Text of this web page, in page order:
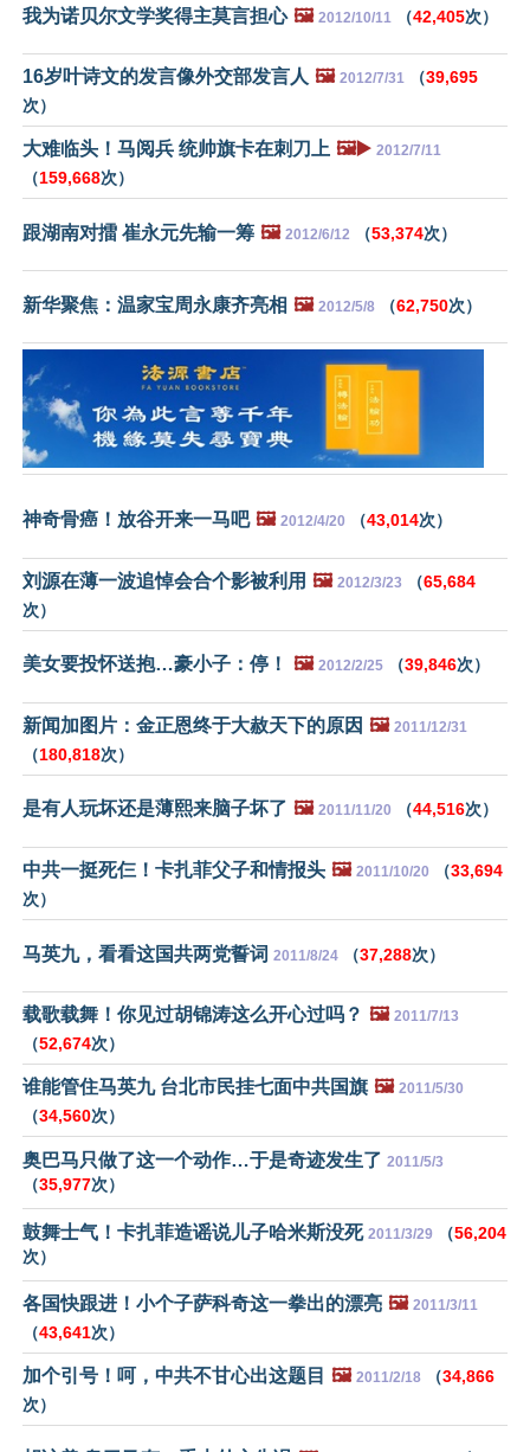
我为诺贝尔文学奖得主莫言担心 🖼️ 2012/10/11 （42,405次）
16岁叶诗文的发言像外交部发言人 🖼️ 2012/7/31 （39,695
次）
大难临头！马阅兵 统帅旗卡在刺刀上 🖼️▶️ 2012/7/11
（159,668次）
跟湖南对擂 崔永元先输一筹 🖼️ 2012/6/12 （53,374次）
新华聚焦：温家宝周永康齐亮相 🖼️ 2012/5/8 （62,750次）
神奇骨癌！放谷开来一马吧 🖼️ 2012/4/20 （43,014次）
刘源在薄一波追悼会合个影被利用 🖼️ 2012/3/23 （65,684
次）
美女要投怀送抱…豪小子：停！ 🖼️ 2012/2/25 （39,846次）
新闻加图片：金正恩终于大赦天下的原因 🖼️ 2011/12/31
（180,818次）
是有人玩坏还是薄熙来脑子坏了 🖼️ 2011/11/20 （44,516次）
中共一挺死仨！卡扎菲父子和情报头 🖼️ 2011/10/20 （33,694
次）
马英九，看看这国共两党誓词 2011/8/24 （37,288次）
载歌载舞！你见过胡锦涛这么开心过吗？ 🖼️ 2011/7/13
（52,674次）
谁能管住马英九 台北市民挂七面中共国旗 🖼️ 2011/5/30
（34,560次）
奥巴马只做了这一个动作…于是奇迹发生了 2011/5/3
（35,977次）
鼓舞士气！卡扎菲造谣说儿子哈米斯没死 2011/3/29 （56,204
次）
各国快跟进！小个子萨科奇这一拳出的漂亮 🖼️ 2011/3/11
（43,641次）
加个引号！呵，中共不甘心出这题目 🖼️ 2011/2/18 （34,866
次）